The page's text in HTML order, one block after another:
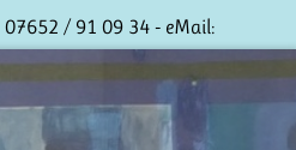
07652 / 91 09 34 - eMail: